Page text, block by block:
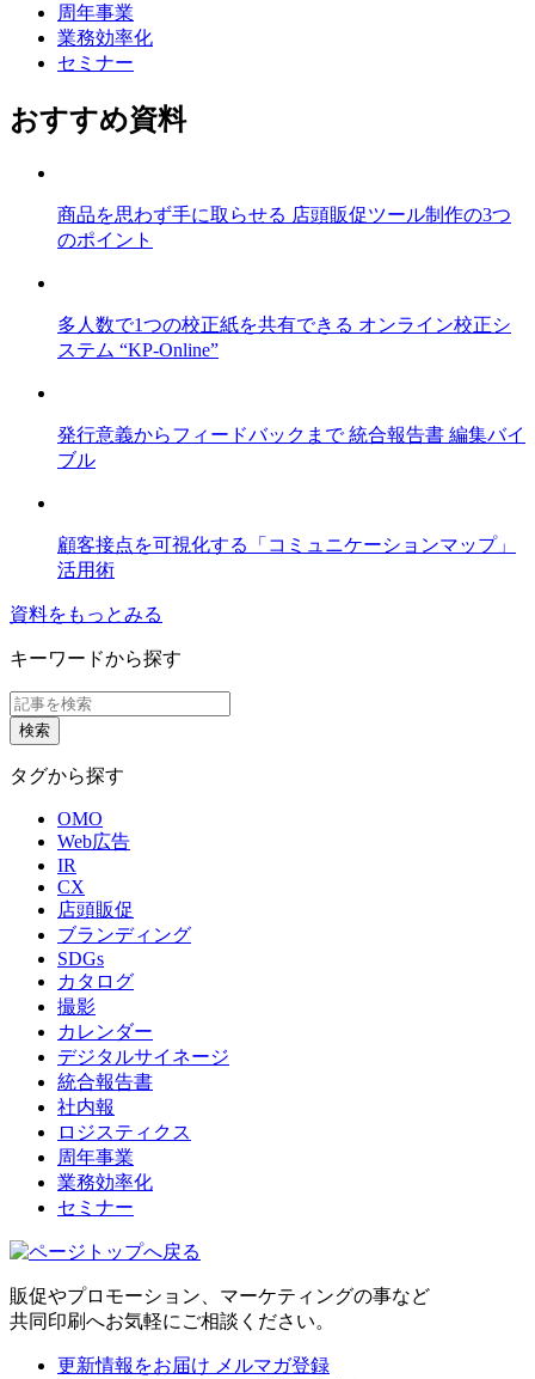
周年事業
業務効率化
セミナー
おすすめ資料
商品を思わず手に取らせる 店頭販促ツール制作の3つ
のポイント
多人数で1つの校正紙を共有できる オンライン校正シ
ステム “KP-Online”
発行意義からフィードバックまで 統合報告書 編集バイ
ブル
顧客接点を可視化する「コミュニケーションマップ」
活用術
資料をもっとみる
キーワードから探す
タグから探す
OMO
Web広告
IR
CX
店頭販促
ブランディング
SDGs
カタログ
撮影
カレンダー
デジタルサイネージ
統合報告書
社内報
ロジスティクス
周年事業
業務効率化
セミナー
販促やプロモーション、マーケティングの事など
共同印刷へお気軽にご相談ください。
更新情報をお届け メルマガ登録